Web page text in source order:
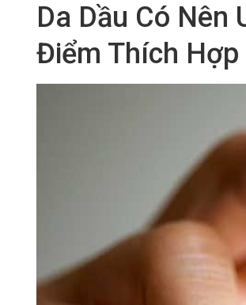
Da Dầu Có Nên
Điểm Thích Hợp